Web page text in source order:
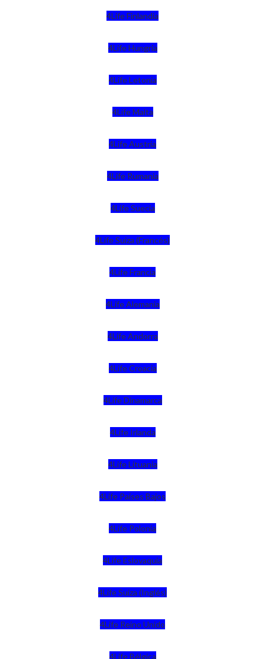
4Life Finlandia
4Life Hungria
4Life Letonia
4Life Malta
4Life Austria
4Life Rumania
4Life Suecia
4Life Suiza (Francés)
4Life Francia
4Life Alemania
4Life Andorra
4Life Croacia
4Life Dinamarca
4Life Irlanda
4Life Lituania
4Life Paises Bajos
4Life Polonia
4Life Eslovaquia
4Life Suiza (Inglés)
4Life Reino Unido
4Life Bélgica